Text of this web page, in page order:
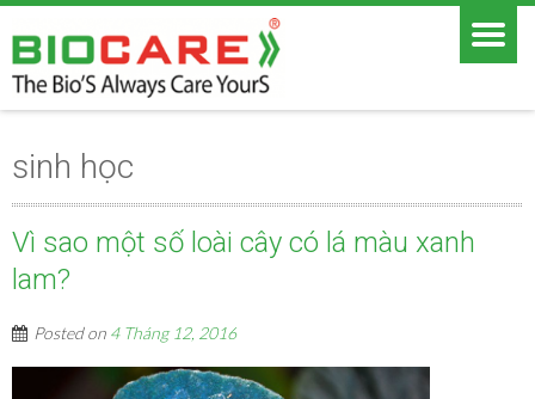
sinh học
Vì sao một số loài cây có lá màu xanh
lam?
Posted on 4 Tháng 12, 2016